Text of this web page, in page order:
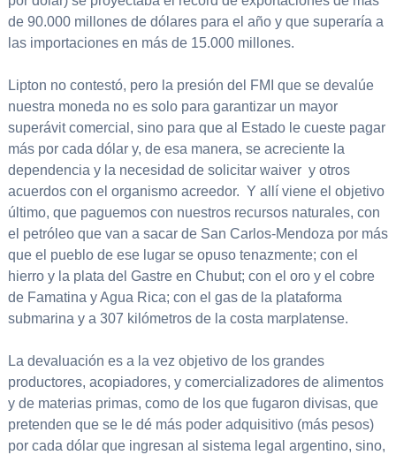
de 90.000 millones de dólares para el año y que superaría a
las importaciones en más de 15.000 millones.
Lipton no contestó, pero la presión del FMI que se devalúe
nuestra moneda no es solo para garantizar un mayor
superávit comercial, sino para que al Estado le cueste pagar
más por cada dólar y, de esa manera, se acreciente la
dependencia y la necesidad de solicitar waiver y otros
acuerdos con el organismo acreedor. Y allí viene el objetivo
último, que paguemos con nuestros recursos naturales, con
el petróleo que van a sacar de San Carlos-Mendoza por más
que el pueblo de ese lugar se opuso tenazmente; con el
hierro y la plata del Gastre en Chubut; con el oro y el cobre
de Famatina y Agua Rica; con el gas de la plataforma
submarina y a 307 kilómetros de la costa marplatense.
La devaluación es a la vez objetivo de los grandes
productores, acopiadores, y comercializadores de alimentos
y de materias primas, como de los que fugaron divisas, que
pretenden que se le dé más poder adquisitivo (más pesos)
por cada dólar que ingresan al sistema legal argentino, sino,